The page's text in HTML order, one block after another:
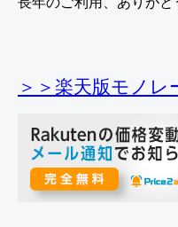
＞＞楽天版モノレ